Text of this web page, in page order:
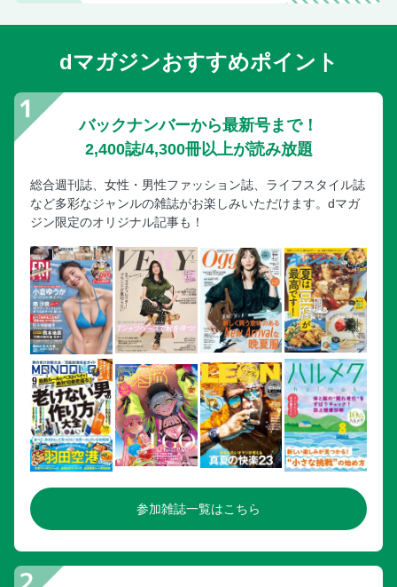
dマガジンおすすめポイント
バックナンバーから最新号まで！
2,400誌/4,300冊以上が読み放題
総合週刊誌、女性・男性ファッション誌、ライフスタイル誌
など多彩なジャンルの雑誌がお楽しみいただけます。dマガ
ジン限定のオリジナル記事も！
参加雑誌一覧はこちら